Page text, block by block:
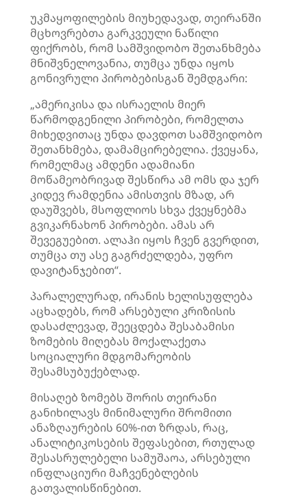
უკმაყოფილების მიუხედავად, თეირანში
მცხოვრებთა გარკვეული ნაწილი
ფიქრობს, რომ სამშვიდობო შეთანხმება
მნიშვნელოვანია, თუმცა უნდა იყოს
გონივრული პირობებისგან შემდგარი:
„ამერიკისა და ისრაელის მიერ
წარმოდგენილი პირობები, რომელთა
მიხედვითაც უნდა დავდოთ სამშვიდობო
შეთანხმება, დამამცირებელია. ქვეყანა,
რომელმაც ამდენი ადამიანი
მოწამეობრივად შესწირა ამ ომს და ჯერ
კიდევ რამდენია ამისთვის მზად, არ
დაუშვებს, მსოფლიოს სხვა ქვეყნებმა
გვიკარნახონ პირობები. ამას არ
შევეგუებით. ალაჰი იყოს ჩვენ გვერდით,
თუმცა თუ ასე გაგრძელდება, უფრო
დავიტანჯებით“.
პარალელურად, ირანის ხელისუფლება
აცხადებს, რომ არსებული კრიზისის
დასაძლევად, შეეცდება შესაბამისი
ზომების მიღებას მოქალაქეთა
სოციალური მდგომარეობის
შესამსუბუქებლად.
მისაღებ ზომებს შორის თეირანი
განიხილავს მინიმალური შრომითი
ანაზღაურების 60%-ით ზრდას, რაც,
ანალიტიკოსების შეფასებით, რთულად
შესასრულებელი სამუშაოა, არსებული
ინფლაციური მაჩვენებლების
გათვალისწინებით.